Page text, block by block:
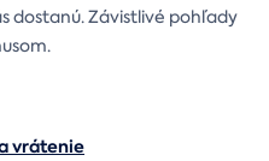
dostanú. Závistlivé pohľady
vrátenie